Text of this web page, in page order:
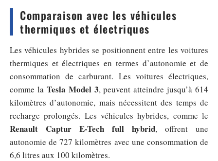
Comparaison avec les véhicules
thermiques et électriques
Les véhicules hybrides se positionnent entre les voitures
thermiques et électriques en termes d’autonomie et de
consommation de carburant. Les voitures électriques,
comme la Tesla Model 3, peuvent atteindre jusqu’à 614
kilomètres d’autonomie, mais nécessitent des temps de
recharge prolongés. Les véhicules hybrides, comme le
Renault Captur E-Tech full hybrid, offrent une
autonomie de 727 kilomètres avec une consommation de
6,6 litres aux 100 kilomètres.